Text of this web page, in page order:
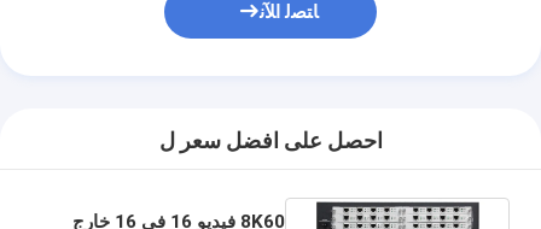
ﺎﺘﺼﻟ ﺍﻶﻧ
احصل على افضل سعر ل
8K60 فيديو 16 في 16 خارج